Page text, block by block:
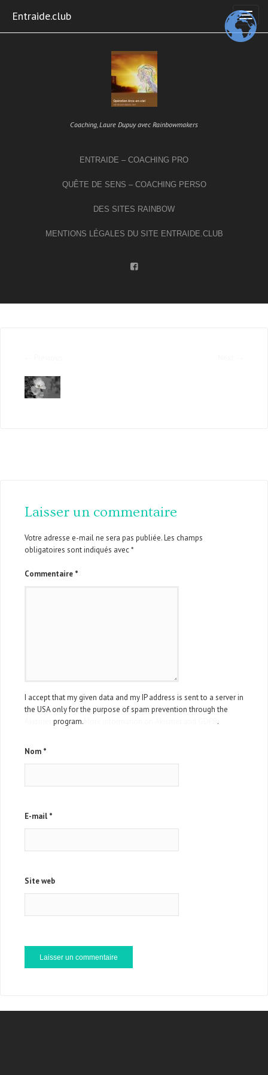
Entraide.club
Coaching, Laure Dupuy avec Rainbowmakers
ENTRAIDE – COACHING PRO
QUÊTE DE SENS – COACHING PERSO
DES SITES RAINBOW
MENTIONS LÉGALES DU SITE ENTRAIDE.CLUB
Laisser un commentaire
Votre adresse e-mail ne sera pas publiée.Les champs
obligatoires sont indiqués avec*
Commentaire *
I accept that my given data and my IP address is sent to a server in
the USA only for the purpose of spam prevention through the
program. .
Nom *
E-mail *
Site web